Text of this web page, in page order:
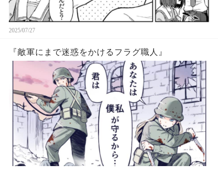
2025/07/27
『敵軍にまで迷惑をかけるフラグ職人』